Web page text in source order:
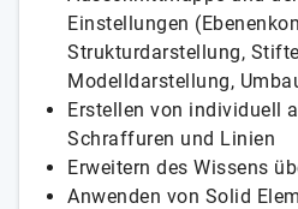
Einstellungen
Strukturdarstellung,
Modelldarstellung,
Erstellen von individuell
Schraffuren und Linien
Erweitern des Wissens
Anwenden von Solid